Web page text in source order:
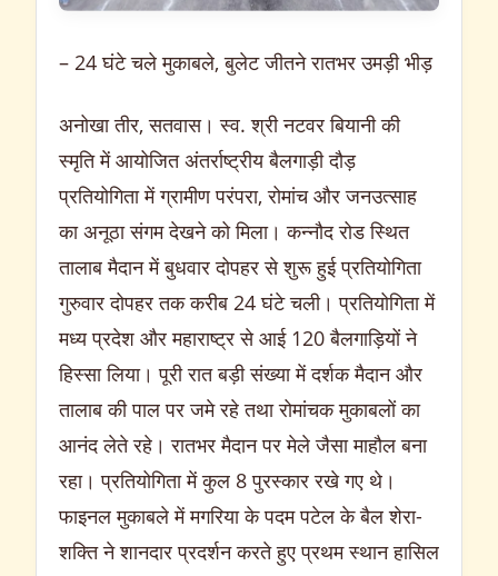
– 24 घंटे चले मुकाबले, बुलेट जीतने रातभर उमड़ी भीड़
अनोखा तीर, सतवास। स्व. श्री नटवर बियानी की
स्मृति में आयोजित अंतर्राष्ट्रीय बैलगाड़ी दौड़
प्रतियोगिता में ग्रामीण परंपरा, रोमांच और जनउत्साह
का अनूठा संगम देखने को मिला। कन्नौद रोड स्थित
तालाब मैदान में बुधवार दोपहर से शुरू हुई प्रतियोगिता
गुरुवार दोपहर तक करीब 24 घंटे चली। प्रतियोगिता में
मध्य प्रदेश और महाराष्ट्र से आई 120 बैलगाड़ियों ने
हिस्सा लिया। पूरी रात बड़ी संख्या में दर्शक मैदान और
तालाब की पाल पर जमे रहे तथा रोमांचक मुकाबलों का
आनंद लेते रहे। रातभर मैदान पर मेले जैसा माहौल बना
रहा। प्रतियोगिता में कुल 8 पुरस्कार रखे गए थे।
फाइनल मुकाबले में मगरिया के पदम पटेल के बैल शेरा-
शक्ति ने शानदार प्रदर्शन करते हुए प्रथम स्थान हासिल